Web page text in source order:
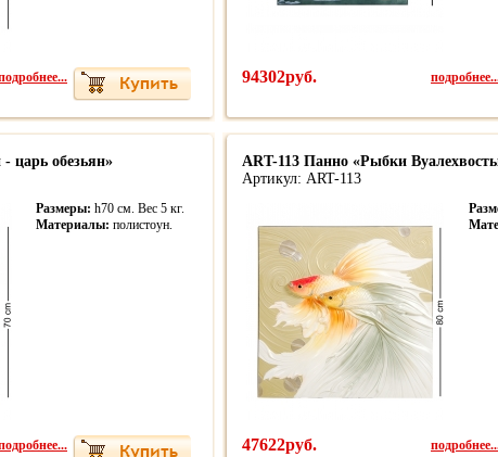
94302руб.
царь обезьян»
Размеры: h70 см. Вес 5 кг.
Материалы: полистоун.
ART-113 Панно «Рыбки
Артикул: ART-113
47622руб.